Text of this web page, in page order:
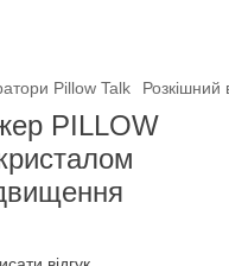
Pillow Talk
PILLOW